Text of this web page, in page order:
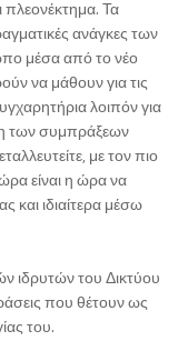
πλεονέκτημα. Τα
ανάγκες των
μέσα από το νέο
να μάθουν για τις
λοιπόν για
των συμπράξεων
με τον πιο
είναι η ώρα να
και ιδιαίτερα μέσω
ιδρυτών του Δικτύου
που θέτουν ως
του.